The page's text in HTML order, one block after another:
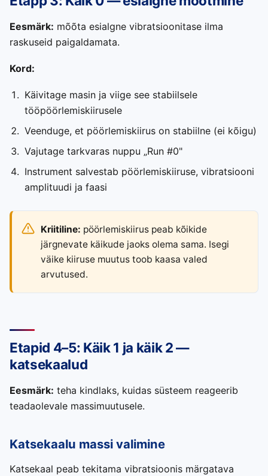
Eesmärk: mõõta esialgne vibratsioonitase ilma
raskuseid paigaldamata.
Kord:
Käivitage masin ja viige see stabiilsele
tööpöörlemiskiirusele
Veenduge, et pöörlemiskiirus on stabiilne (ei kõigu)
Vajutage tarkvaras nuppu „Run #0"
Instrument salvestab pöörlemiskiiruse, vibratsiooni
amplituudi ja faasi
Kriitiline: pöörlemiskiirus peab kõikide
järgnevate käikude jaoks olema sama. Isegi
väike kiiruse muutus toob kaasa valed
arvutused.
Etapid 4–5: Käik 1 ja käik 2 —
katsekaalud
Eesmärk: teha kindlaks, kuidas süsteem reageerib
teadaolevale massimuutusele.
Katsekaalu massi valimine
Katsekaal peab tekitama vibratsioonis märgatava